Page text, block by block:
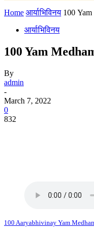
Home आर्याभिविनय 100
आर्याभिविनय
100 Yam
By
admin
-
March 7, 2022
0
832
100 Aaryabhivinay Yam